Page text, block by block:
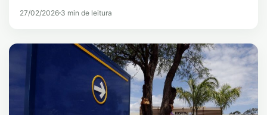
27/02/2026 3 min de leitura